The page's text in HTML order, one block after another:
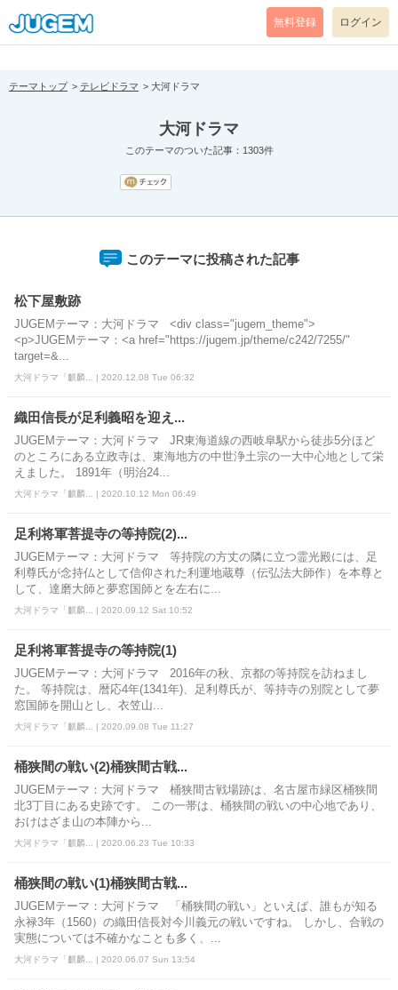
[pear_error: message="Success" code=0 mode=return level=notice
prefix="" info=""]
無料登録 ログイン
テーマトップ テレビドラマ 大河ドラマ
大河ドラマ
このテーマのついた記事：1303件
このテーマに投稿された記事
松下屋敷跡
JUGEMテーマ：大河ドラマ <div class="jugem_theme">
<p>JUGEMテーマ：<a href="https://jugem.jp/theme/c242/7255/"
target=&...
大河ドラマ「麒麟... | 2020.12.08 Tue 06:32
織田信長が足利義昭を迎え...
JUGEMテーマ：大河ドラマ JR東海道線の西岐阜駅から徒歩5分ほど
のところにある立政寺は、東海地方の中世浄土宗の一大中心地として栄
えました。 1891年（明治24...
大河ドラマ「麒麟... | 2020.10.12 Mon 06:49
足利将軍菩提寺の等持院(2)...
JUGEMテーマ：大河ドラマ 等持院の方丈の隣に立つ霊光殿には、足
利尊氏が念持仏として信仰された利運地蔵尊（伝弘法大師作）を本尊と
して、達磨大師と夢窓国師とを左右に...
大河ドラマ「麒麟... | 2020.09.12 Sat 10:52
足利将軍菩提寺の等持院(1)
JUGEMテーマ：大河ドラマ 2016年の秋、京都の等持院を訪ねまし
た。 等持院は、暦応4年(1341年)、足利尊氏が、等持寺の別院として夢
窓国師を開山とし、衣笠山...
大河ドラマ「麒麟... | 2020.09.08 Tue 11:27
桶狭間の戦い(2)桶狭間古戦...
JUGEMテーマ：大河ドラマ 桶狭間古戦場跡は、名古屋市緑区桶狭間
北3丁目にある史跡です。 この一帯は、桶狭間の戦いの中心地であり、
おけはざま山の本陣から...
大河ドラマ「麒麟... | 2020.06.23 Tue 10:33
桶狭間の戦い(1)桶狭間古戦...
JUGEMテーマ：大河ドラマ 「桶狭間の戦い」といえば、誰もが知る
永禄3年（1560）の織田信長対今川義元の戦いですね。 しかし、合戦の
実態については不確かなことも多く、...
大河ドラマ「麒麟... | 2020.06.07 Sun 13:54